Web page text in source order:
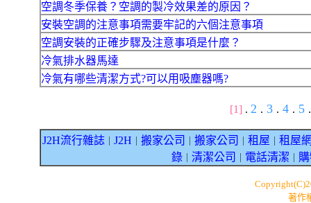
空調冬季保養？空調的製冷效果差的原因？
安裝空調的注意事項需要牢記的六個注意事項
空調安裝的正確步驟及注意事項是什麼？
冷氣排水器馬達
冷氣有哪些清潔方式?可以用吸塵器嗎?
[1] . 2 . 3 . 4 . 5 .
J2H流行雜誌 J2H 搬家公司 搬家公司 租屋
租屋
錄｜ 清潔公司 電話清潔
著作